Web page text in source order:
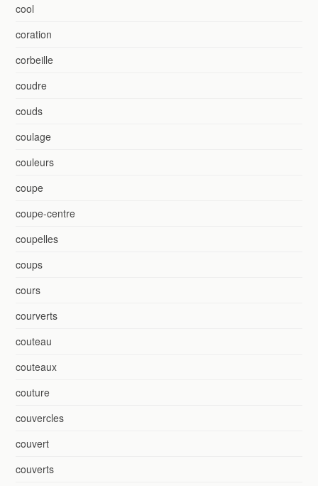
cool
coration
corbeille
coudre
couds
coulage
couleurs
coupe
coupe-centre
coupelles
coups
cours
courverts
couteau
couteaux
couture
couvercles
couvert
couverts